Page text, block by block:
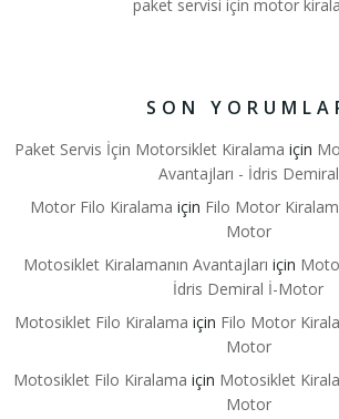
paket servisi için motor
SON
Paket Servis İçin Motorsiklet Kiralama için
Avantajları - İdris Demiral
Motor Filo Kiralama için Filo Motor
Motor
Motosiklet Kiralamanın Avantajları için
İdris Demiral İ-Motor
Motosiklet Filo Kiralama için Filo Motor
Motor
Motosiklet Filo Kiralama için Motosiklet
Motor